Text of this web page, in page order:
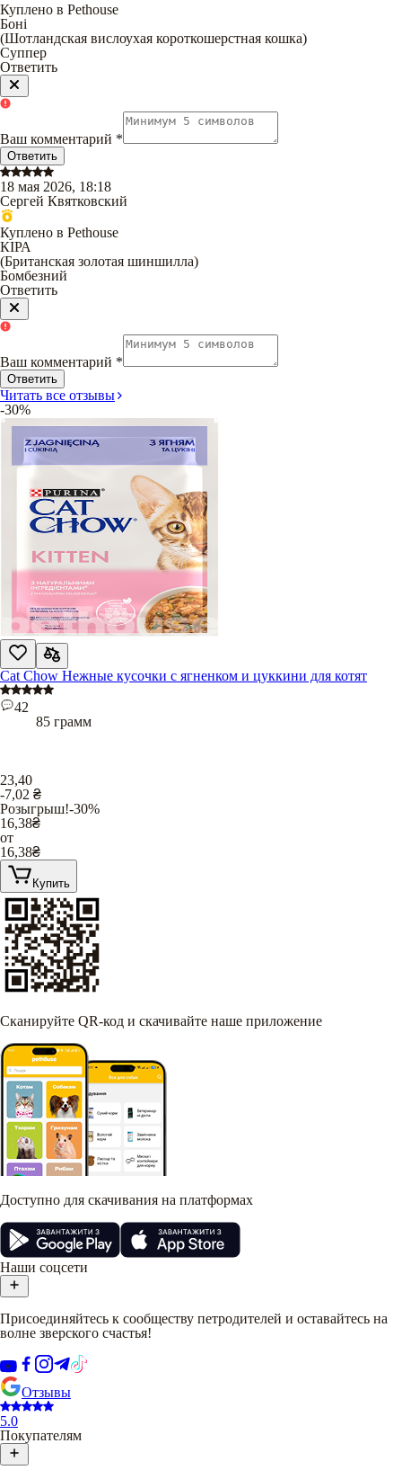
Куплено в Pethouse
Боні
(Шотландская вислоухая короткошерстная кошка)
Суппер
Ответить
Ваш комментарий *
Ответить
18 мая 2026, 18:18
Сергей Квятковский
Куплено в Pethouse
КІРА
(Британская золотая шиншилла)
Бомбезний
Ответить
Ваш комментарий *
Ответить
Читать все отзывы
-30%
Cat Chow Нежные кусочки с ягненком и цуккини для котят
42
85 грамм
23,40
-7,02 ₴
Розыгрыш!-30%
16,38₴
от
16,38₴
Купить
Сканируйте QR-код и скачивайте наше приложение
Доступно для скачивания на платформах
Наши соцсети
Присоединяйтесь к сообществу петродителей и оставайтесь на
волне зверского счастья!
Отзывы
5.0
Покупателям